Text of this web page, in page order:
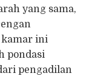
yang sama,
kamar ini
pondasi
pengadilan